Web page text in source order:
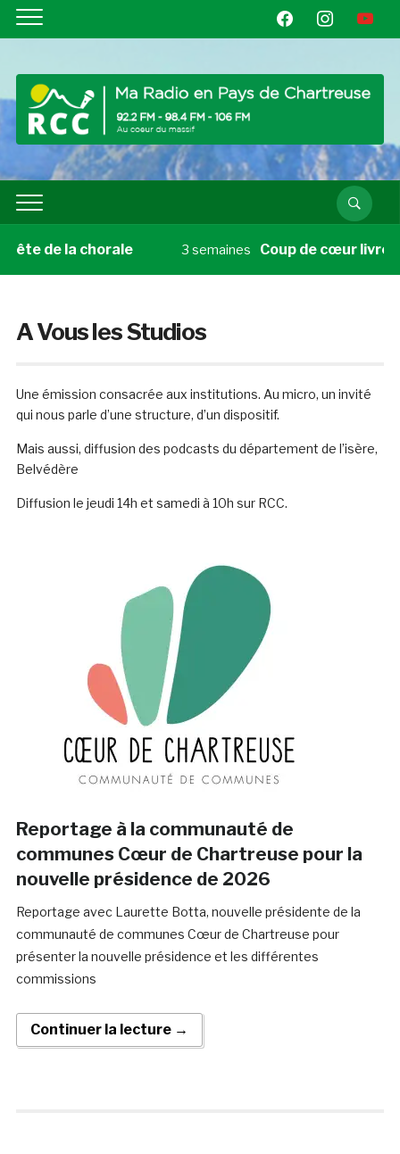
facebookinstagramyoutube
la chorale 3 semaines Coup de cœur livre du
A Vous les Studios
Une émission consacrée aux institutions. Au micro, un invité
qui nous parle d’une structure, d’un dispositif.
Mais aussi, diffusion des podcasts du département de l’isère,
Belvédère
Diffusion le jeudi 14h et samedi à 10h sur RCC.
Reportage à la communauté de
communes Cœur de Chartreuse pour la
nouvelle présidence de 2026
Reportage avec Laurette Botta, nouvelle présidente de la
communauté de communes Cœur de Chartreuse pour
présenter la nouvelle présidence et les différentes
commissions
Continuer la lecture →